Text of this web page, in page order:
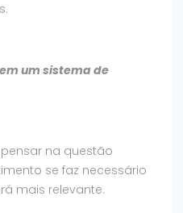
um sistema de
na questão
se faz necessário
mais relevante.